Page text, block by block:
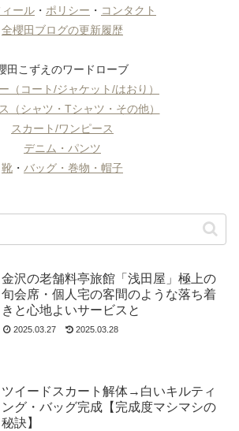
ール ・ ポリシー ・ コンタクト
全櫻田ブログの更新履歴
田こずえのワードローブ
（コート/ジャケット/はおり）
（シャツ・Tシャツ・その他）
スカート/ワンピース
デニム・パンツ
靴 ・ バッグ・巻物・帽子
金沢の老舗料亭旅館「浅田屋」極上の
旬会席・個人宅の客間のような落ち着
きと心地よいサービスと
2025.03.27 2025.03.28
ツイードスカート解体→白いキルティ
ング・バッグ完成【完成度マシマシの
秘訣】